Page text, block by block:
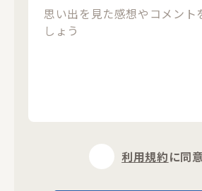
利用規約に同